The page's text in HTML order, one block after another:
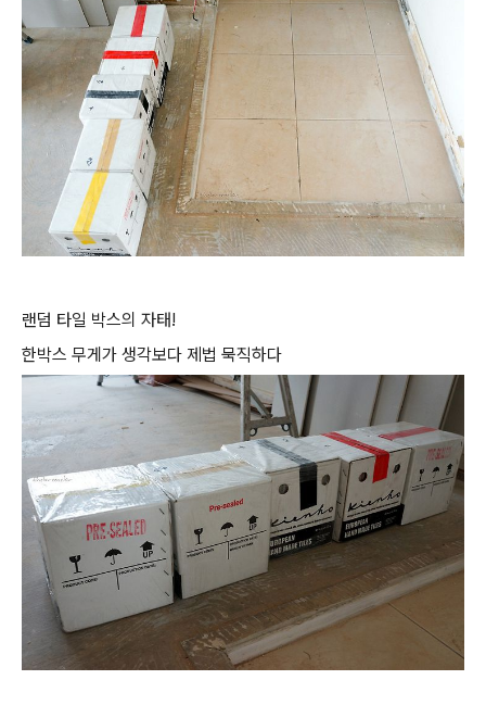
랜덤 타일 박스의 자태!
한박스 무게가 생각보다 제법 묵직하다